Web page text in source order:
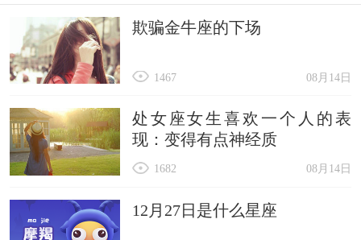
欺骗金牛座的下场
08月14日
1467
处女座女生喜欢一个人的表
现：变得有点神经质
08月14日
1682
12月27日是什么星座